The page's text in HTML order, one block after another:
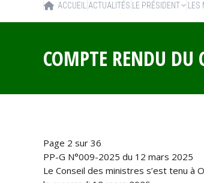
ACCUEIL ACTUALITÉS LE PRÉSIDENT
COMPTE RENDU
Page 2 sur 36
PP-G N°009-2025 du 12 mars 2025
Le Conseil des ministres s’est tenu à